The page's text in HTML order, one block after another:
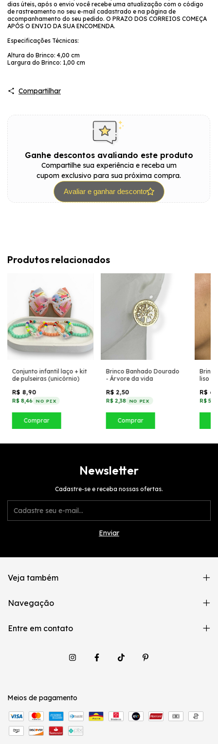
dias úteis, após o envio você recebe uma atualização com o código
de rastreamento no seu e-mail cadastrado e na página de
acompanhamento do seu pedido. O PRAZO DOS CORREIOS COMEÇA
APÓS O ENVIO DA SUA ENCOMENDA.
Especificações Técnicas:
Altura do Brinco: 4,00 cm
Largura do Brinco: 1,00 cm
Compartilhar
Ganhe descontos avaliando este produto
Compartilhe sua experiência e receba um
cupom exclusivo para sua próxima compra.
Avaliar e ganhar desconto
Produtos relacionados
Conjunto infantil laço + kit
de pulseiras (unicórnio)
R$ 8,90
R$ 8,46 NO PIX
Comprar
Brinco Banhado Dourado
- Árvore da vida
R$ 2,50
R$ 2,38 NO PIX
Comprar
liso
R$
R$
Newsletter
Cadastre-se e receba nossas ofertas.
Veja também
Navegação
Entre em contato
Meios de pagamento